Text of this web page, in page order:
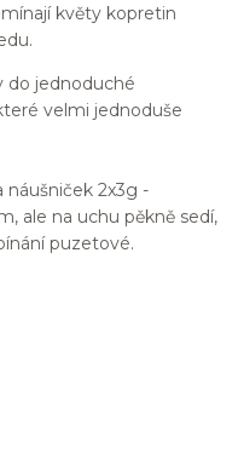
květy kopretin
do jednoduché
velmi jednoduše
náušniček 2x3g -
ale na uchu pěkně sedí,
puzetové.